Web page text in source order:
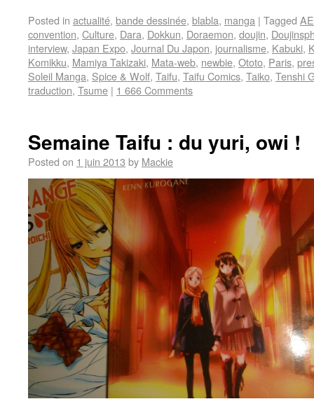
Posted in actualité, bande dessinée, blabla, manga | Tagged
convention, Culture, Dara, Dokkun, Doraemon, doujin,
interview, Japan Expo, Journal Du Japon, journalisme, Kabuki,
Komikku, Mamiya Takizaki, Mata-web, newbie, Ototo, Paris,
Soleil Manga, Spice & Wolf, Taifu, Taifu Comics, Taiko, Tenshi
traduction, Tsume | 1 666 Comments
Semaine Taifu : du yuri, owi !
Posted on 1 juin 2013 by Mackie